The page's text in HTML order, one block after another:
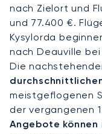
Unser
unseren Status
zertifizierter
Anerkennung
strenge
vollkommene
Reise nach
professionellen
nach Zielort und
und 77.400 €.
Kysylorda
nach Deauville
Die
meistgeflogenen
der vergangenen
Angebote